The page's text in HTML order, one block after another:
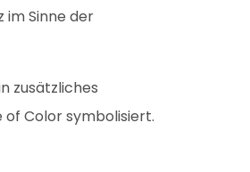
im Sinne der
zusätzliches
of Color symbolisiert.